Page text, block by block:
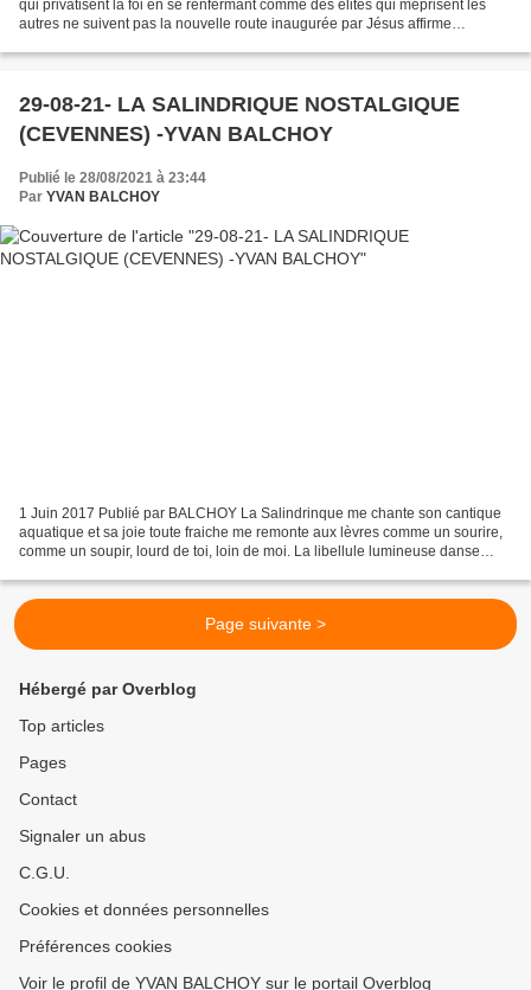
qui privatisent la foi en se renfermant comme des élites qui méprisent les
autres ne suivent pas la nouvelle route inaugurée par Jésus affirme
29-08-21- LA SALINDRIQUE NOSTALGIQUE
(CEVENNES) -YVAN BALCHOY
Publié le 28/08/2021 à 23:44
Par YVAN BALCHOY
1 Juin 2017 Publié par BALCHOY La Salindrinque me chante son cantique
aquatique et sa joie toute fraiche me remonte aux lèvres comme un sourire,
comme un soupir, lourd de toi, loin de moi. La libellule lumineuse danse
Page suivante >
Hébergé par Overblog
Top articles
Pages
Contact
Signaler un abus
C.G.U.
Cookies et données personnelles
Préférences cookies
Voir le profil de YVAN BALCHOY sur le portail Overblog